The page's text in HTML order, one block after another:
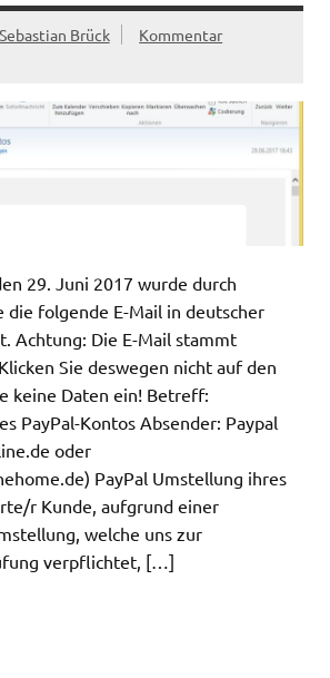
Sebastian Brück
Kommentar
29. Juni 2017 wurde durch
die folgende E-Mail in deutscher
Achtung: Die E-Mail stammt
Sie deswegen nicht auf den
keine Daten ein! Betreff:
PayPal-Kontos Absender: Paypal
oder
) PayPal Umstellung ihres
r Kunde, aufgrund einer
welche uns zur
verpflichtet, […]